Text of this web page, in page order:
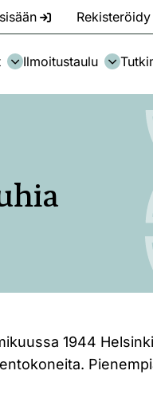
Rekisteröidy
Ilmoitustaulu
1944